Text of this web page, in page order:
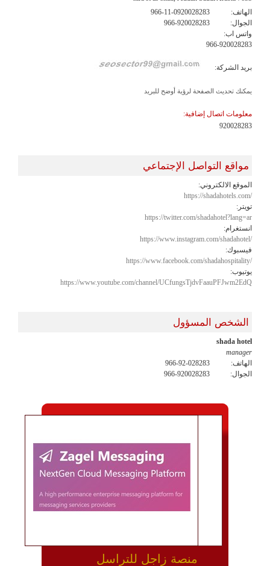
الهاتف:
966-11-0920028283
الجوال:
966-920028283
واتس اب:
966-920028283
بريد الشركة:
يمكنك تحديث الصفحة لرؤية أوضح للبريد
معلومات اتصال إضافية:
920028283
مواقع التواصل الإجتماعي
الموقع الالكتروني:
https://shadahotels.com/
تويتر:
https://twitter.com/shadahotel?lang=ar
انستغرام:
https://www.instagram.com/shadahotel/
فيسبوك:
https://www.facebook.com/shadahospitality/
يوتيوب:
https://www.youtube.com/channel/UCfungsTjdvFaauPFJwm2EdQ
الشخص المسؤول
shada hotel
manager
الهاتف:
966-92-028283
الجوال:
966-920028283
منصة زاجل للتراسل